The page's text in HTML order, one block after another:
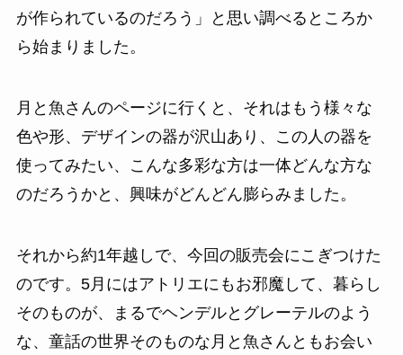
が作られているのだろう」と思い調べるところか
ら始まりました。
月と魚さんのページに行くと、それはもう様々な
色や形、デザインの器が沢山あり、この人の器を
使ってみたい、こんな多彩な方は一体どんな方な
のだろうかと、興味がどんどん膨らみました。
それから約1年越しで、今回の販売会にこぎつけた
のです。5月にはアトリエにもお邪魔して、暮らし
そのものが、まるでヘンデルとグレーテルのよう
な、童話の世界そのものな月と魚さんともお会い